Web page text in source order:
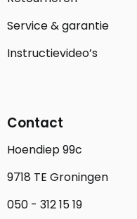
Service & garantie
Instructievideo’s
Contact
Hoendiep 99c
9718 TE Groningen
050 - 312 15 19